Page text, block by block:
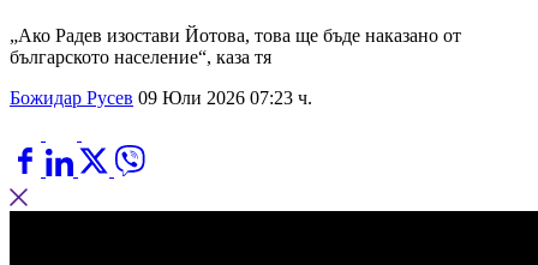
„Ако Радев изостави Йотова, това ще бъде наказано от
българското население“, каза тя
Божидар Русев 09 Юли 2026 07:23 ч.